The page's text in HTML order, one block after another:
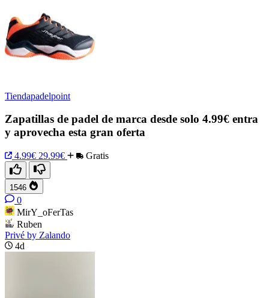
Tiendapadelpoint
Zapatillas de padel de marca desde solo 4.99€ entra
y aprovecha esta gran oferta
4.99€ 29.99€ Gratis
1546
0
MirY_oFerTas
Ruben
Privé by Zalando
4d